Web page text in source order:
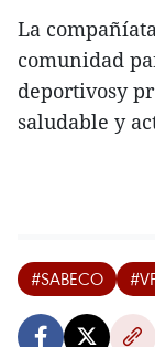
La
comunidad
deportivosy
saludable y
#SABECO